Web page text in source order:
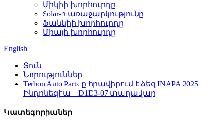
Միկիի խորհուրդը
Solar-ի առաջարկությունը
Ֆաննիի խորհուրդը
Միայի խորհուրդը
English
Տուն
Նորություններ
Terbon Auto Parts-ը հրավիրում է ձեզ INAPA 2025
Ինդոնեզիա – D1D3-07 տաղավար
Կատեգորիաներ